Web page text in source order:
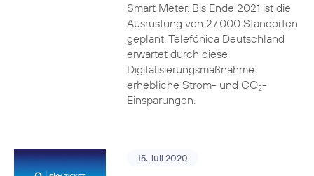
Smart Meter. Bis Ende 2021 ist die
Ausrüstung von 27.000 Standorten
geplant. Telefónica Deutschland
erwartet durch diese
Digitalisierungsmaßnahme
erhebliche Strom- und CO2-
Einsparungen.
15. Juli 2020